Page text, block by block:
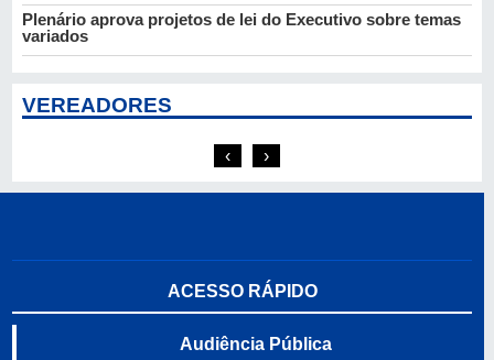
Plenário aprova projetos de lei do Executivo sobre temas
variados
VEREADORES
PL
Analiel Vianna Caio César
‹ ›
ACESSO RÁPIDO
Audiência Pública